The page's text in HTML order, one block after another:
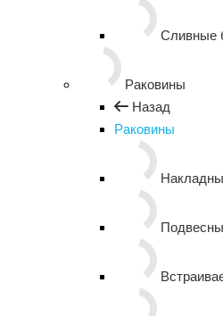
Сливные
Раковины
Назад
Раковины